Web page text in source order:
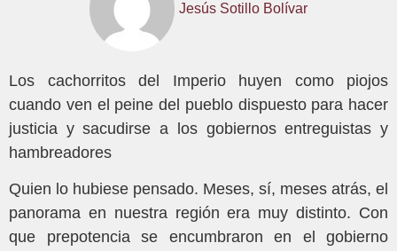
Jesús Sotillo Bolívar
Los cachorritos del Imperio huyen como piojos
cuando ven el peine del pueblo dispuesto para hacer
justicia y sacudirse a los gobiernos entreguistas y
hambreadores
Quien lo hubiese pensado. Meses, sí, meses atrás, el
panorama en nuestra región era muy distinto. Con
que prepotencia se encumbraron en el gobierno